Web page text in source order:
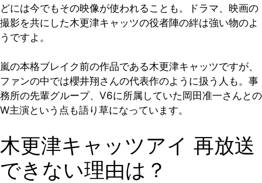
どには今でもその映像が使われることも。ドラマ、映画の
撮影を共にした木更津キャッツの役者陣の絆は強い物のよ
うですよ。
嵐の本格ブレイク前の作品である木更津キャッツですが、
ファンの中では櫻井翔さんの代表作のように扱う人も。事
務所の先輩グループ、V6に所属していた岡田准一さんとの
W主演という点も語り草になっています。
木更津キャッツアイ 再放送
できない理由は？